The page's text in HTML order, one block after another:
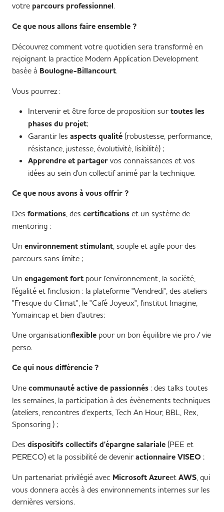
votre parcours professionnel.
Ce que nous allons faire ensemble ?
Découvrez comment votre quotidien sera transformé en
rejoignant la practice Modern Application Development
basée à Boulogne-Billancourt.
Vous pourrez :
Intervenir et être force de proposition sur toutes les
phases du projet;
Garantir les aspects qualité (robustesse, performance,
résistance, justesse, évolutivité, lisibilité) ;
Apprendre et partager vos connaissances et vos
idées au sein d'un collectif animé par la technique.
Ce que nous avons à vous offrir ?
Des formations, des certifications et un système de
mentoring ;
Un environnement stimulant, souple et agile pour des
parcours sans limite ;
Un engagement fort pour l'environnement, la société,
l'égalité et l'inclusion : la plateforme "Vendredi", des ateliers
"Fresque du Climat", le "Café Joyeux", l'institut Imagine,
Yumaincap et bien d'autres;
Une organisationflexible pour un bon équilibre vie pro / vie
perso.
Ce qui nous différencie ?
Une communauté active de passionnés : des talks toutes
les semaines, la participation à des évènements techniques
(ateliers, rencontres d'experts, Tech An Hour, BBL, Rex,
Sponsoring ) ;
Des dispositifs collectifs d'épargne salariale (PEE et
PERECO) et la possibilité de devenir actionnaire VISEO ;
Un partenariat privilégié avec Microsoft Azureet AWS, qui
vous donnera accès à des environnements internes sur les
dernières versions.